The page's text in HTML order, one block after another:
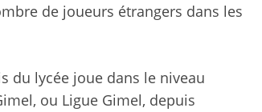
de joueurs étrangers dans les
du lycée joue dans le niveau
ou Ligue Gimel, depuis